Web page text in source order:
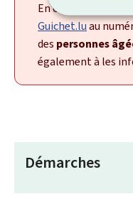
En cas de doute,
Guichet.luau
des personnes
également à les
Démarches